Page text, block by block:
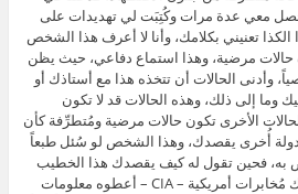
حصل معي عدة مرات وكُتِبَت لي تهديدات على
تعنيني بكلامك، وأنا لا أعرف هذا الشخص
مرضية، وهذا استماع دفاعي، حيث يظن
وأدنى الحالات أن تتخذه هذا مع أستاذك أو
وما إلى ذلك، وهذه الحالات قد لا تكون
الأخرى تكون حالات مرضية ومُتطرِّفة كأن
أُخرى يقصدك، وهذا الشخص لو سُئل طبعاً
فحين تقول له كيف يقصدك هذا الخطيب
وهو في القاهرة؟ يقول لك هناك مُخابرات أمريكية – CIA – أعطوه معلومات